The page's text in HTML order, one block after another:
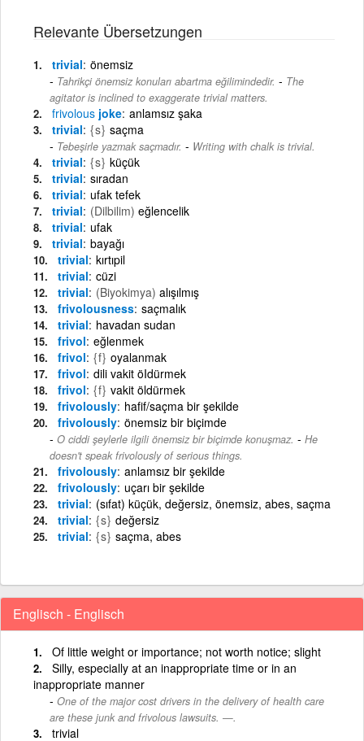
Relevante Übersetzungen
trivial önemsiz
Tahrikçi önemsiz konuları abartma eğilimindedir. - The
agitator is inclined to exaggerate trivial matters.
frivolous joke anlamsız şaka
trivial {s} saçma
Tebeşirle yazmak saçmadır. - Writing with chalk is trivial.
trivial {s} küçük
trivial sıradan
trivial ufak tefek
trivial (Dilbilim) eğlencelik
trivial ufak
trivial bayağı
trivial kırtıpil
trivial cüzi
trivial (Biyokimya) alışılmış
frivolousness saçmalık
trivial havadan sudan
frivol eğlenmek
frivol {f} oyalanmak
frivol dili vakit öIdürmek
frivol {f} vakit öldürmek
frivolously hafif/saçma bir şekilde
frivolously önemsiz bir biçimde
O ciddi şeylerle ilgili önemsiz bir biçimde konuşmaz. - He
doesn't speak frivolously of serious things.
frivolously anlamsız bir şekilde
frivolously uçarı bir şekilde
trivial (sıfat) küçük, değersiz, önemsiz, abes, saçma
trivial {s} değersiz
trivial {s} saçma, abes
Englisch - Englisch
Of little weight or importance; not worth notice; slight
Silly, especially at an inappropriate time or in an
inappropriate manner
One of the major cost drivers in the delivery of health care
are these junk and frivolous lawsuits. —.
trivial